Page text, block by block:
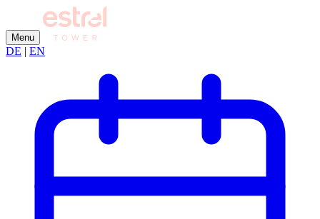
Menu
DE | EN